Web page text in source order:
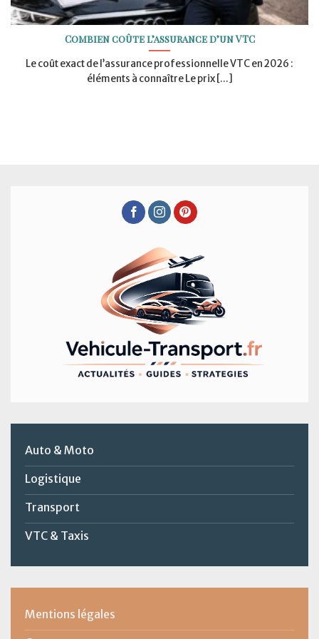
Combien coûte l’assurance d’un VTC
Le coût exact de l’assurance professionnelle VTC en 2026 :
éléments à connaître Le prix [...]
Auto & Moto
Logistique
Transport
VTC & Taxis
Mentions légales